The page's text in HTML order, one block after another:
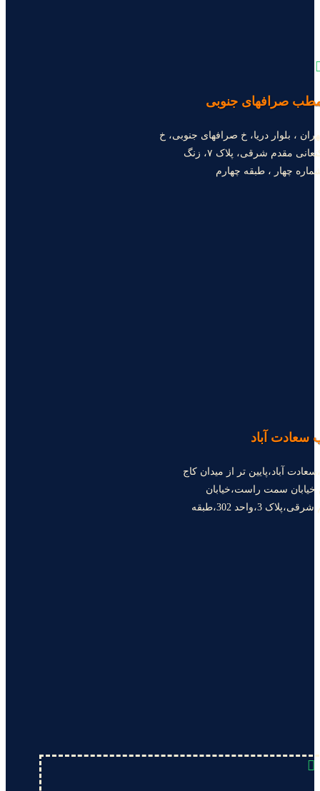
صرافهای جنوبی
، بلوار دریا، خ صرافهای جنوبی، خ
کنعانی مقدم شرقی، پلاک ۷، زنگ
چهار ، طبقه چهارم
آباد
آباد،پایین تر از میدان کاج
خیابان سمت راست،خیابان
یازدهم شرقی،پلاک 3،واحد 302،طبقه
